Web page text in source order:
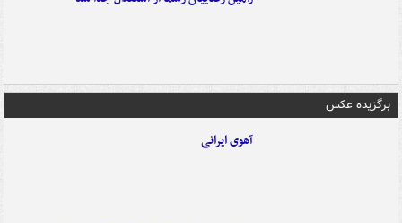
برگزیده عکس
آهوی ایرانی